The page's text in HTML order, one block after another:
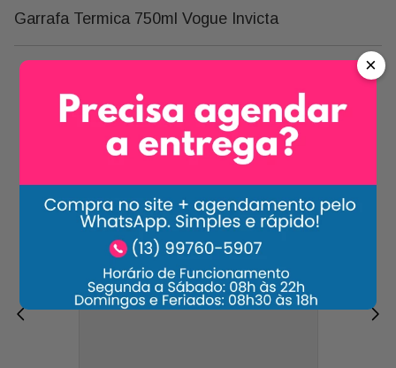
Garrafa Termica 750ml Vogue Invicta
Carrossel Descrição
×